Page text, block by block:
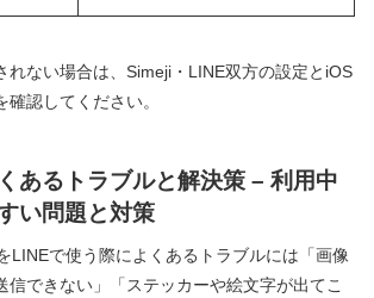
れない場合は、Simeji・LINE双方の設定とiOS
認してください。
あるトラブルと解決策 – 利用中
い問題と対策
LINEで使う際によくあるトラブルには「画像
信できない」「ステッカーや絵文字が出てこ